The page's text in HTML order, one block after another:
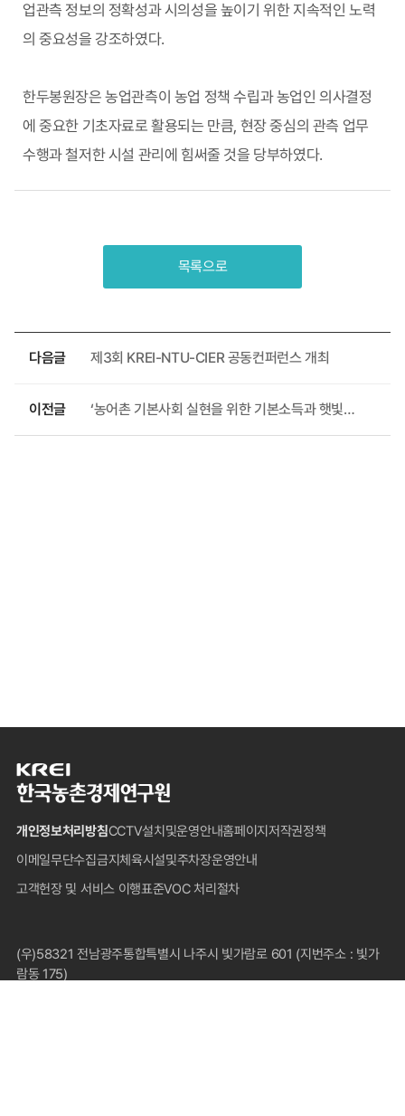
업관측 정보의 정확성과 시의성을 높이기 위한 지속적인 노력
의 중요성을 강조하였다.
한두봉원장은 농업관측이 농업 정책 수립과 농업인 의사결정
에 중요한 기초자료로 활용되는 만큼, 현장 중심의 관측 업무
수행과 철저한 시설 관리에 힘써줄 것을 당부하였다.
목록으로
다음글 제3회 KREI-NTU-CIER 공동컨퍼런스 개최
이전글 ‘농어촌 기본사회 실현을 위한 기본소득과 햇빛소득’ 정책토론회 개최
한
국
촌
경
제
연
푸
터
개인정보처리방침CCTV설치및운영안내홈페이지저작권정책
이메일무단수집금지체육시설및주차장운영안내
고객헌장 및 서비스 이행표준VOC 처리절차
(우)58321 전남광주통합특별시 나주시 빛가람로 601 (지번주소 : 빛가
람동 175)